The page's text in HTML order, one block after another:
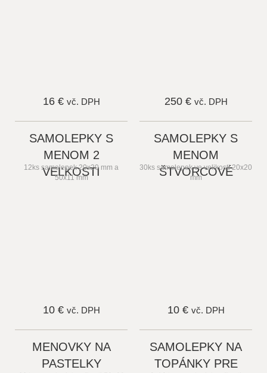
16 € vč. DPH 250 € vč. DPH
SAMOLEPKY S
MENOM 2
VEĽKOSTI
12ks samolepek 20x20 mm a
50x11 mm
10 € vč. DPH
SAMOLEPKY S
MENOM
ŠTVORCOVÉ
30ks samolepek ve velikosti 20x20
mm
10 € vč. DPH
MENOVKY NA
PASTELKY
SAMOLEPKY NA
TOPÁNKY PRE